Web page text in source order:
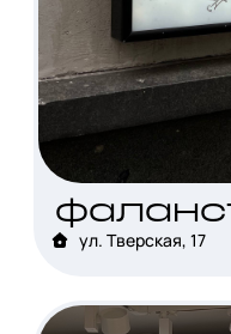
ул. Тверская, 17